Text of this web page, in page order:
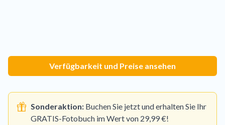
Verfügbarkeit und Preise ansehen
Sonderaktion: Buchen Sie jetzt und erhalten Sie Ihr
GRATIS-Fotobuch im Wert von 29,99 €!